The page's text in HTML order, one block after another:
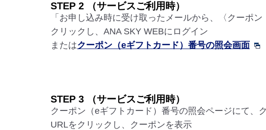
STEP 2 （サービスご利用時）
「お申し込み時に受け取ったメールから、〈クーポ
クリックし、ANA SKY WEBにログイン
またはクーポン（eギフトカード）番号の照会画面
STEP 3 （サービスご利用時）
クーポン（eギフトカード）番号の照会ページにて、
URLをクリックし、クーポンを表示